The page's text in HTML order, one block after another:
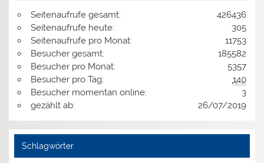
426436
Seitenaufrufe gesamt:
305
Seitenaufrufe heute:
11753
Seitenaufrufe pro Monat:
185582
Besucher gesamt:
5357
Besucher pro Monat:
140
Besucher pro Tag:
3
Besucher momentan online:
26/07/2019
gezählt ab:
Schlagwörter